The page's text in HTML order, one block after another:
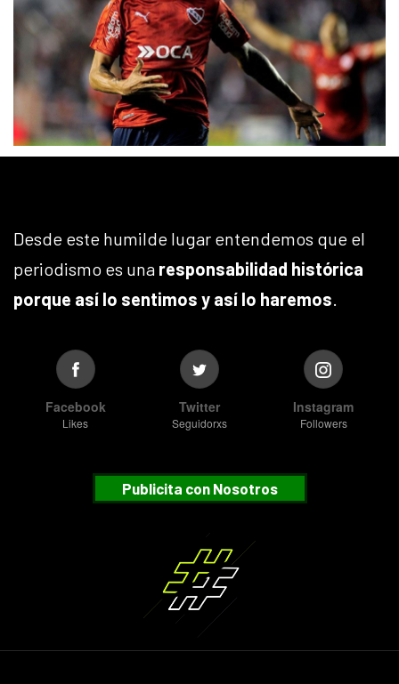
Desde este humilde lugar entendemos que el
periodismo es una responsabilidad histórica
porque así lo sentimos y así lo haremos.
Facebook
Likes
Twitter
Seguidorxs
Instagram
Followers
Publicita con Nosotros